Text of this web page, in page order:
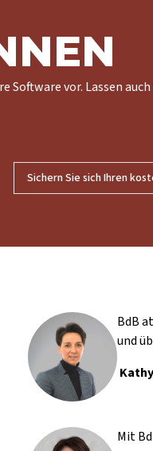
vor. Lassen auch
Sichern Sie sich Ihren
BdB
und
Mit